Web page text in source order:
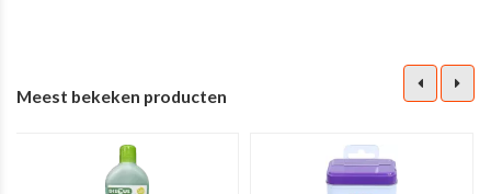
Meest bekeken producten